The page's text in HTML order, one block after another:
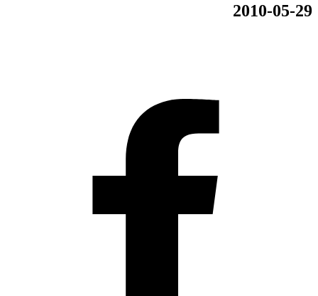
2010-05-29